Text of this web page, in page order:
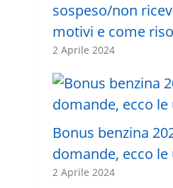
sospeso/non
motivi e come
2 Aprile 2024
Bonus benzina
domande, ecco
2 Aprile 2024